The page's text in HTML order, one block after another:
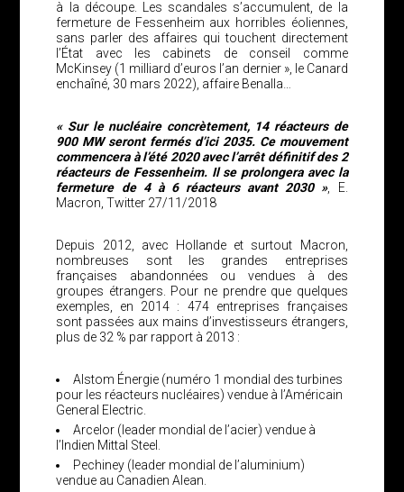
à la découpe. Les scandales s’accumulent, de la
fermeture de Fessenheim aux horribles éoliennes,
sans parler des affaires qui touchent directement
l’État avec les cabinets de conseil comme
McKinsey (1 milliard d’euros l’an dernier », le Canard
enchaîné, 30 mars 2022), affaire Benalla…
« Sur le nucléaire concrètement, 14 réacteurs de
900 MW seront fermés d’ici 2035. Ce mouvement
commencera à l’été 2020 avec l’arrêt définitif des 2
réacteurs de Fessenheim. Il se prolongera avec la
fermeture de 4 à 6 réacteurs avant 2030 », E.
Macron, Twitter 27/11/2018
Depuis 2012, avec Hollande et surtout Macron,
nombreuses sont les grandes entreprises
françaises abandonnées ou vendues à des
groupes étrangers. Pour ne prendre que quelques
exemples, en 2014 : 474 entreprises françaises
sont passées aux mains d’investisseurs étrangers,
plus de 32 % par rapport à 2013 :
Alstom Énergie (numéro 1 mondial des turbines
pour les réacteurs nucléaires) vendue à l’Américain
General Electric.
Arcelor (leader mondial de l’acier) vendue à
l’Indien Mittal Steel.
Pechiney (leader mondial de l’aluminium)
vendue au Canadien Alean.